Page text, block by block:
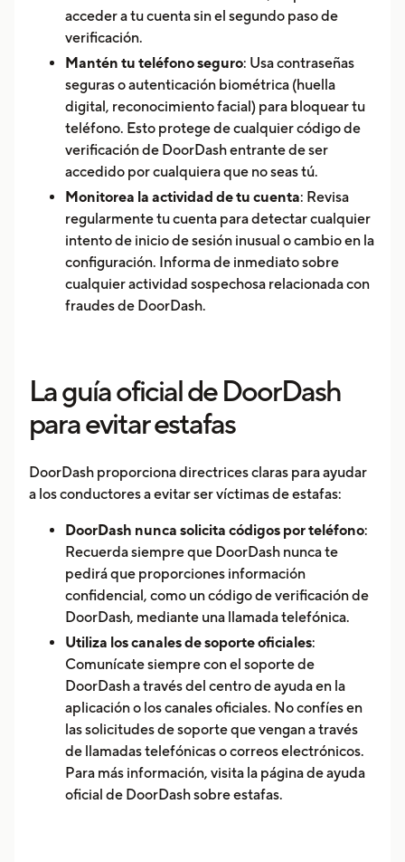
acceder a tu cuenta sin el segundo paso de
verificación.
Mantén tu teléfono seguro: Usa contraseñas
seguras o autenticación biométrica (huella
digital, reconocimiento facial) para bloquear tu
teléfono. Esto protege de cualquier código de
verificación de DoorDash entrante de ser
accedido por cualquiera que no seas tú.
Monitorea la actividad de tu cuenta: Revisa
regularmente tu cuenta para detectar cualquier
intento de inicio de sesión inusual o cambio en la
configuración. Informa de inmediato sobre
cualquier actividad sospechosa relacionada con
fraudes de DoorDash.
La guía oficial de DoorDash
para evitar estafas
DoorDash proporciona directrices claras para ayudar
a los conductores a evitar ser víctimas de estafas:
DoorDash nunca solicita códigos por teléfono:
Recuerda siempre que DoorDash nunca te
pedirá que proporciones información
confidencial, como un código de verificación de
DoorDash, mediante una llamada telefónica.
Utiliza los canales de soporte oficiales:
Comunícate siempre con el soporte de
DoorDash a través del centro de ayuda en la
aplicación o los canales oficiales. No confíes en
las solicitudes de soporte que vengan a través
de llamadas telefónicas o correos electrónicos.
Para más información, visita la página de ayuda
oficial de DoorDash sobre estafas.